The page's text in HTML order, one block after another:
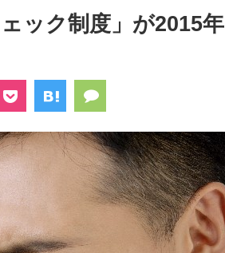
ック制度」が2015年